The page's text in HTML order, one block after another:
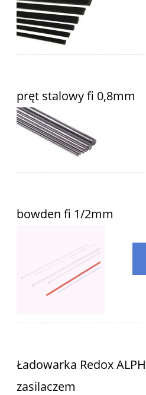
pręt stalowy fi 0,8mm
bowden fi 1/2mm
Ładowarka Redox
zasilaczem